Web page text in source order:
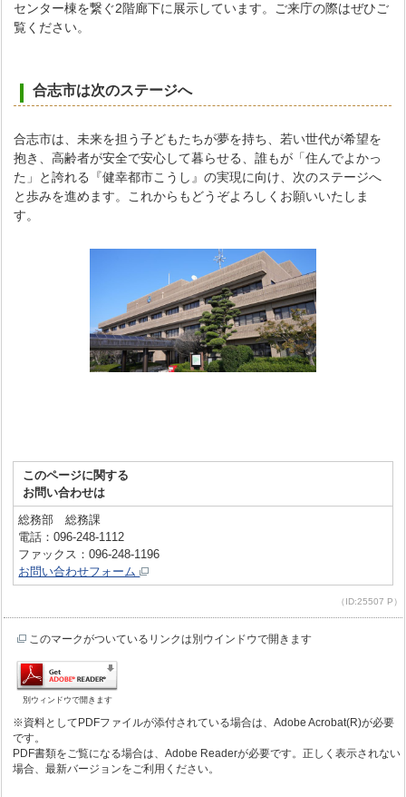
センター棟を繋ぐ2階廊下に展示しています。ご来庁の際はぜひご
覧ください。
合志市は次のステージへ
合志市は、未来を担う子どもたちが夢を持ち、若い世代が希望を
抱き、高齢者が安全で安心して暮らせる、誰もが「住んでよかっ
た」と誇れる『健幸都市こうし』の実現に向け、次のステージへ
と歩みを進めます。これからもどうぞよろしくお願いいたしま
す。
このページに関する
お問い合わせは
総務部 総務課
電話：096-248-1112
ファックス：096-248-1196
お問い合わせフォーム
（ID:25507 P）
このマークがついているリンクは別ウインドウで開きます
別ウィンドウで開きます
※資料としてPDFファイルが添付されている場合は、Adobe Acrobat(R)が必要
です。
PDF書類をご覧になる場合は、Adobe Readerが必要です。正しく表示されない
場合、最新バージョンをご利用ください。